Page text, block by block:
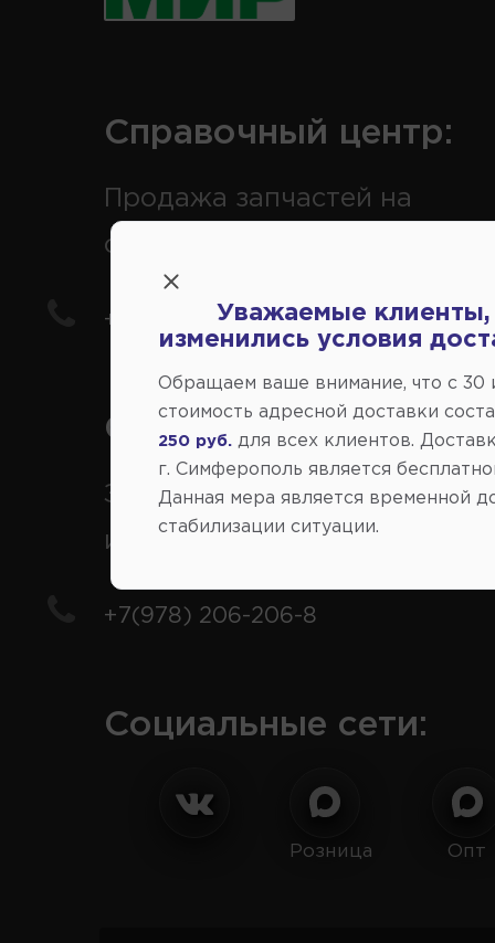
Справочный центр:
Продажа запчастей на
отечественные авто
+7(978) 206-206-5
Справочный центр:
Заказ шин, дисков,
иномарки
+7(978) 206-206-8
Социальные сети:
Розница Опт
Уважаемые клиенты,
изменились условия
Обращаем ваше внимание, что c 30
стоимость адресной доставки
250 руб. для всех клиентов.
г. Симферополь является
Данная мера является временной
стабилизации ситуации.